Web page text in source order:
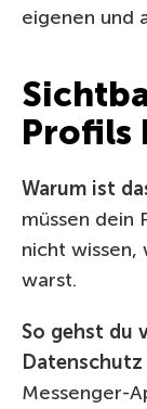
eigenen und
Profils
Warum ist
müssen dein
nicht wissen,
warst.
So gehst du
Datenschutz
Messenger-